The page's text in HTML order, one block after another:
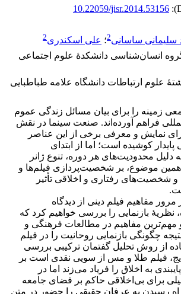
10.22059/jisr.2014.53156
سلیمانی ساسانی2؛ علی اسکندری2
انسان‌‌شناسی دانشکدۀ علوم اجتماعی
علوم ارتباطات دانشگاه علامه طباطبایی
زمینه را برای بیان مسائل زندگی عموم
فراهم آورده‌اند. صنعت سینما در نقش
برای نمایش و معرفی برخی از این عناصر
کوشیده است؛ اما از ابتدای
دلیل محدودیت‌های هر دوره، تنوع ژانر
موضوع، بر شخصیت‌پردازی فیلم‌ها و
و شخصیت‌های رفتاری و اخلاقی تأثیر
مفاهیم فیلم دینی از دیدگاه
نظریۀ بازنمایی را بررسی خواهیم کرد که
مهم‌ترین مفاهیم در مطالعات فرهنگی و
چگونگی بازنمایی روحانیت را در فیلم
از روش تحلیل گفتمان ترکیبی بررسی
فیلم طلا و مس از سویی نقدی است بر
به اخلاق را فریاد می‌زند اما در
برای بی‌اخلاقی حاکم بر فضای جامعه
رسیدن به عرفان حقیقی را حضور در متن